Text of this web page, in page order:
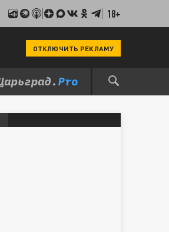
18+
ОТКЛЮЧИТЬ РЕКЛАМУ